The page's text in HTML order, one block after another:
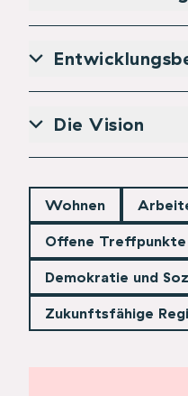
Die Vision
Wohnen
Offene
Demokratie und
Zukunftsfähige